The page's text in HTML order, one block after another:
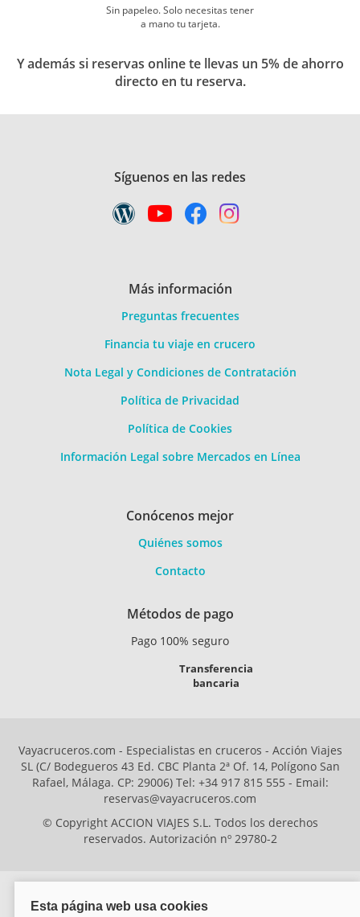
Sin papeleo. Solo necesitas tener
a mano tu tarjeta.
Y además si reservas online te llevas un 5% de ahorro
directo en tu reserva.
Síguenos en las redes
Más información
Preguntas frecuentes
Financia tu viaje en crucero
Nota Legal y Condiciones de Contratación
Política de Privacidad
Política de Cookies
Información Legal sobre Mercados en Línea
Conócenos mejor
Quiénes somos
Contacto
Métodos de pago
Pago 100% seguro
Transferencia
bancaria
Vayacruceros.com - Especialistas en cruceros - Acción Viajes
SL (C/ Bodegueros 43 Ed. CBC Planta 2ª Of. 14, Polígono San
Rafael, Málaga. CP: 29006) Tel: +34 917 815 555 - Email:
reservas@vayacruceros.com
© Copyright ACCION VIAJES S.L. Todos los derechos
reservados. Autorización nº 29780-2